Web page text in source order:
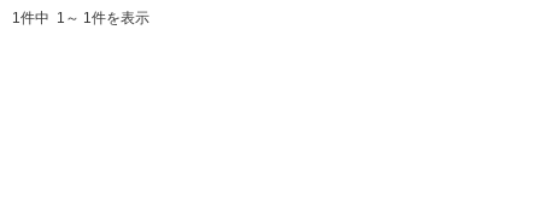
1件中 1～ 1件を表示